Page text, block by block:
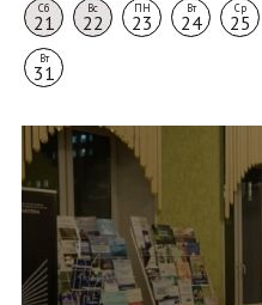
Сб
21
Вс
22
ПН
23
Вт
24
Ср
25
Вт
31